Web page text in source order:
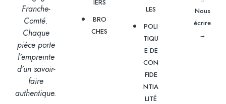
Franche-
Comté.
Chaque
pièce porte
l’empreinte
d’un savoir-
faire
authentique.
IERS
BRO
CHES
LES
POLI
TIQU
E DE
CON
FIDE
NTIA
LITÉ
Nous
écrire
→